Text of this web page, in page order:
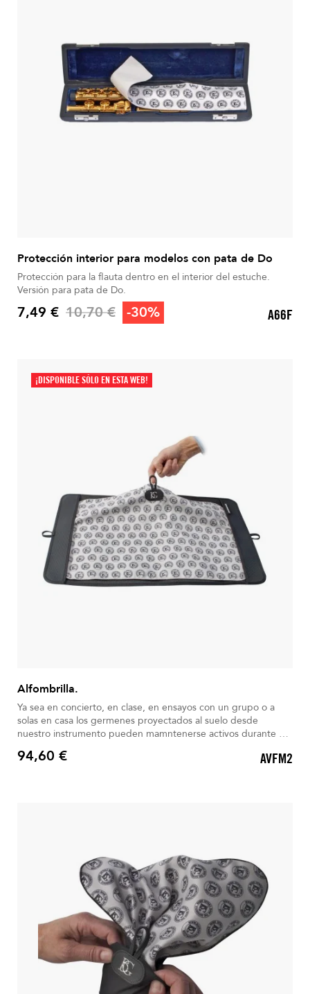
Protección interior para modelos con pata de Do
Protección para la flauta dentro en el interior del estuche.
Versión para pata de Do.
Precio
7,49 € Precio base
10,70 € -30% A66F
¡DISPONIBLE SÓLO EN ESTA WEB!
Alfombrilla.
Ya sea en concierto, en clase, en ensayos con un grupo o a
solas en casa los germenes proyectados al suelo desde
nuestro instrumento pueden mamntenerse activos durante 4
las precauciones.
Precio
94,60 € AVFM2